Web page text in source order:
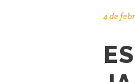
4 de